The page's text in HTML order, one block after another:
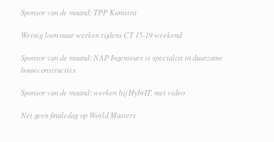
Sponsor van de maand: TPP Kamstra
Weinig loon naar werken tijdens CT 15-19 weekend
Sponsor van de maand: NAP Ingenieurs is specialist in duurzame
bouwconstructies
Sponsor van de maand: werken bij HybrIT, met video
Net geen finaledag op World Masters